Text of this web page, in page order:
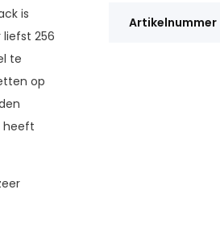
is
256
te
op
heeft
Artikelnummer